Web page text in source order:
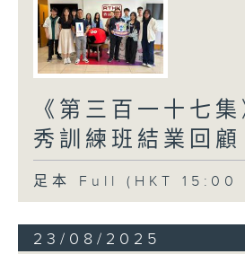
《第三百一十七
秀訓練班結業回顧
足本 Full (HKT 15:00
23/08/2025